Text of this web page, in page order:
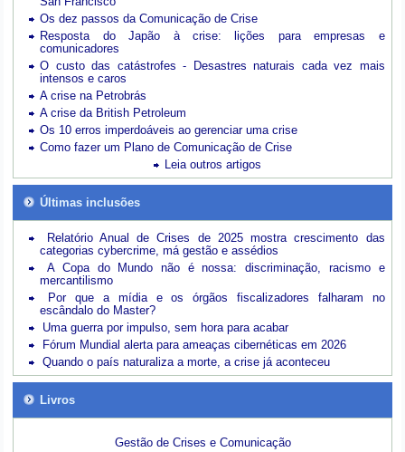
Os dez passos da Comunicação de Crise
Resposta do Japão à crise: lições para empresas e
comunicadores
O custo das catástrofes -
Desastres naturais cada vez mais
intensos e caros
A crise na Petrobrás
A crise da British Petroleum
Os 10 erros imperdoáveis ao gerenciar uma crise
Como fazer um Plano de Comunicação de Crise
Leia outros artigos
Últimas inclusões
Relatório Anual de Crises de 2025 mostra crescimento das
categorias cybercrime, má gestão e assédios
A Copa do Mundo não é nossa: discriminação, racismo e
mercantilismo
Por que a mídia e os órgãos fiscalizadores falharam no
escândalo do Master?
Uma guerra por impulso, sem hora para acabar
Fórum Mundial alerta para ameaças cibernéticas em 2026
Quando o país naturaliza a morte, a crise já aconteceu
Livros
Gestão de Crises e Comunicação